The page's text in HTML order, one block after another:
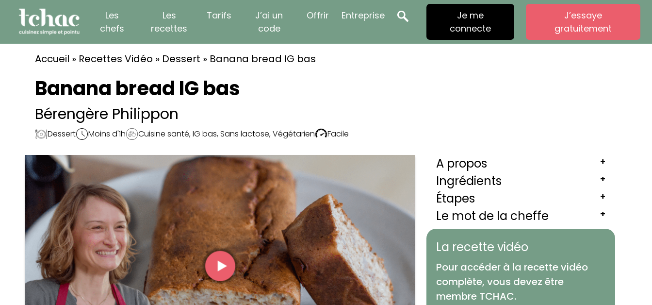
content
Les
chefs
Les
recettes
Tarifs
J’ai un
code
Offrir Entreprise
Je me
connecte
J’essaye
gratuitement
Accueil » Recettes Vidéo » Dessert » Banana bread IG bas
Banana bread IG bas
Bérengère Philippon
Dessert Moins d'1h Cuisine santé,IG bas,Sans lactose,Végétarien Facile
A propos +
Ingrédients +
Étapes +
Le mot de la cheffe +
La recette vidéo
Pour accéder à la recette vidéo
complète, vous devez être
membre TCHAC.